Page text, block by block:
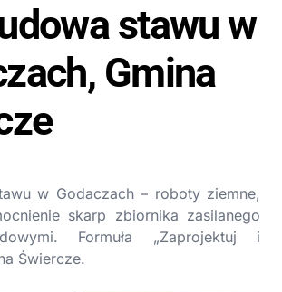
stawu w
Gmina
w Godaczach – roboty ziemne,
skarp zbiornika zasilanego
Formuła „Zaprojektuj i
Świercze.